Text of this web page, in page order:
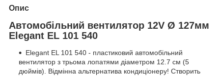
Опис
Автомобільний вентилятор 12V Ø 127мм
Elegant EL 101 540
Elegant EL 101 540 - пластиковий автомобільний
вентилятор з трьома лопатями діаметром 12.7 см (5
дюймів). Відмінна альтернатива кондиціонеру! Створить